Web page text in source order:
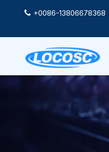
 +0086-13806678368